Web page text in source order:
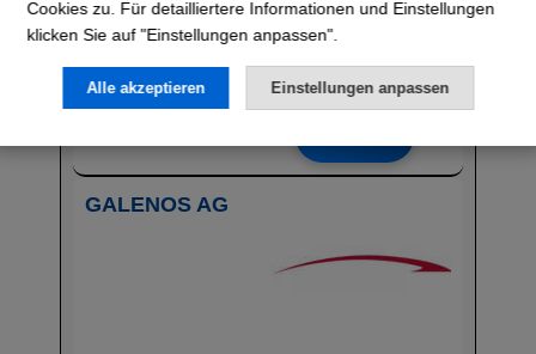
Ohne Unfalldeckung: 198.95
GALENOS AG
Cookies zu. Für detailliertere Informationen und Einstellungen
klicken Sie auf "Einstellungen anpassen".
Alle akzeptieren Einstellungen anpassen